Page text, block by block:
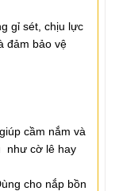
gỉ sét, chịu lực
đảm bảo vệ
cầm nắm và
như cờ lê hay
cho nắp bồn